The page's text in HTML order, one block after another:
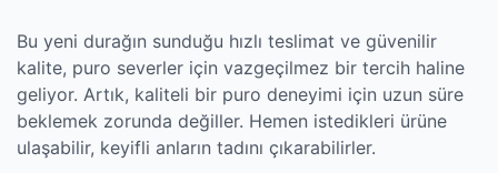
Bu yeni durağın sunduğu hızlı teslimat ve güvenilir
kalite, puro severler için vazgeçilmez bir tercih haline
geliyor. Artık, kaliteli bir puro deneyimi için uzun süre
beklemek zorunda değiller. Hemen istedikleri ürüne
ulaşabilir, keyifli anların tadını çıkarabilirler.